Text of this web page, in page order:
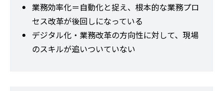
業務効率化＝自動化と捉え、根本的な業務プロ
セス改革が後回しになっている
デジタル化・業務改革の方向性に対して、現場
のスキルが追いついていない